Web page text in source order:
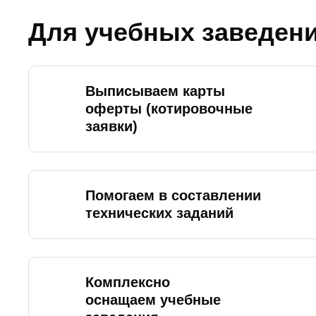
Для учебных
Выписываем карты
оферты (котировочные
заявки)
Помогаем в составлении
технических заданий
Комплексно
оснащаем учебные